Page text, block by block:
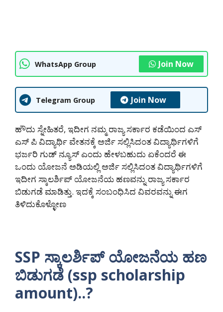
WhatsApp Group Join Now
Telegram Group Join Now
ಹೌದು ಸ್ನೇಹಿತರೆ, ಇದೀಗ ನಮ್ಮ ರಾಜ್ಯ ಸರ್ಕಾರ ಕಡೆಯಿಂದ ಎಸ್
ಎಸ್ ಪಿ ವಿದ್ಯಾರ್ಥಿ ವೇತನಕ್ಕೆ ಅರ್ಜಿ ಸಲ್ಲಿಸಿದಂತ ವಿದ್ಯಾರ್ಥಿಗಳಿಗೆ
ಭರ್ಜರಿ ಗುಡ್ ನ್ಯೂಸ್ ಎಂದು ಹೇಳಬಹುದು ಏಕೆಂದರೆ ಈ
ಒಂದು ಯೋಜನೆ ಅಡಿಯಲ್ಲಿ ಅರ್ಜಿ ಸಲ್ಲಿಸಿದಂತ ವಿದ್ಯಾರ್ಥಿಗಳಿಗೆ
ಇದೀಗ ಸ್ಕಾಲರ್ಶಿಪ್ ಯೋಜನೆಯ ಹಣವನ್ನು ರಾಜ್ಯ ಸರ್ಕಾರ
ಬಿಡುಗಡೆ ಮಾಡಿತ್ತು. ಇದಕ್ಕೆ ಸಂಬಂಧಿಸಿದ ವಿವರವನ್ನು ಈಗ
ತಿಳಿದುಕೊಳ್ಳೋಣ
SSP ಸ್ಕಾಲರ್ಶಿಪ್ ಯೋಜನೆಯ ಹಣ
ಬಿಡುಗಡೆ (ssp scholarship
amount)..?